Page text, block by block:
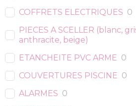
COFFRETS ELECTRIQUES 0
PIECES A SCELLER (blanc,
anthracite, beige)
ETANCHEITE PVC ARME 0
COUVERTURES PISCINE 0
ALARMES 0